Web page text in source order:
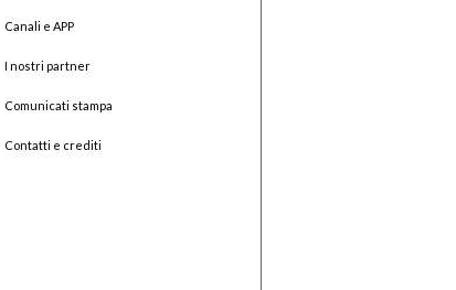
Canali e APP
I nostri partner
Comunicati stampa
Contatti e crediti